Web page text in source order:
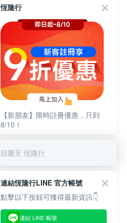
恆隆行
【新朋友】限時註冊優惠，只到
8/10！
回覆至 恆隆行
連結恆隆行LINE 官方帳號
點擊以下按鈕可獲得最新資訊👇
連結 LINE 帳號